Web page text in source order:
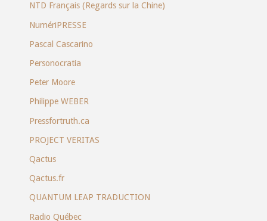
NTD Français (Regards sur la Chine)
NumériPRESSE
Pascal Cascarino
Personocratia
Peter Moore
Philippe WEBER
Pressfortruth.ca
PROJECT VERITAS
Qactus
Qactus.fr
QUANTUM LEAP TRADUCTION
Radio Québec